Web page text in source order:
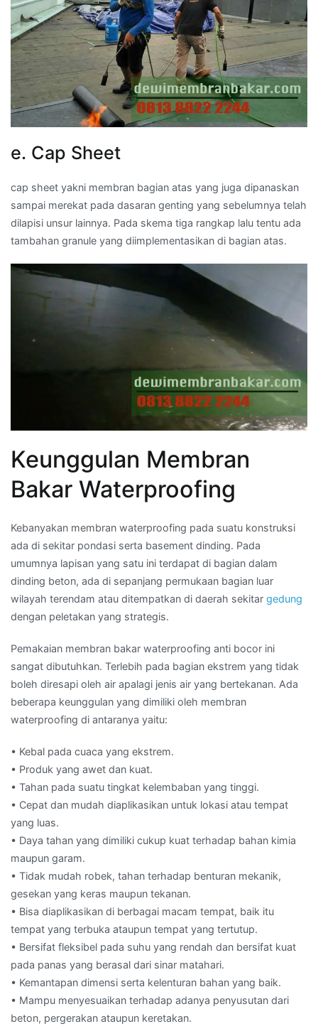
e. Cap Sheet
cap sheet yakni membran bagian atas yang juga dipanaskan
sampai merekat pada dasaran genting yang sebelumnya telah
dilapisi unsur lainnya. Pada skema tiga rangkap lalu tentu ada
tambahan granule yang diimplementasikan di bagian atas.
Keunggulan Membran
Bakar Waterproofing
Kebanyakan membran waterproofing pada suatu konstruksi
ada di sekitar pondasi serta basement dinding. Pada
umumnya lapisan yang satu ini terdapat di bagian dalam
dinding beton, ada di sepanjang permukaan bagian luar
wilayah terendam atau ditempatkan di daerah sekitar gedung
dengan peletakan yang strategis.
Pemakaian membran bakar waterproofing anti bocor ini
sangat dibutuhkan. Terlebih pada bagian ekstrem yang tidak
boleh diresapi oleh air apalagi jenis air yang bertekanan. Ada
beberapa keunggulan yang dimiliki oleh membran
waterproofing di antaranya yaitu:
• Kebal pada cuaca yang ekstrem.
• Produk yang awet dan kuat.
• Tahan pada suatu tingkat kelembaban yang tinggi.
• Cepat dan mudah diaplikasikan untuk lokasi atau tempat
yang luas.
• Daya tahan yang dimiliki cukup kuat terhadap bahan kimia
maupun garam.
• Tidak mudah robek, tahan terhadap benturan mekanik,
gesekan yang keras maupun tekanan.
• Bisa diaplikasikan di berbagai macam tempat, baik itu
tempat yang terbuka ataupun tempat yang tertutup.
• Bersifat fleksibel pada suhu yang rendah dan bersifat kuat
pada panas yang berasal dari sinar matahari.
• Kemantapan dimensi serta kelenturan bahan yang baik.
• Mampu menyesuaikan terhadap adanya penyusutan dari
beton, pergerakan ataupun keretakan.